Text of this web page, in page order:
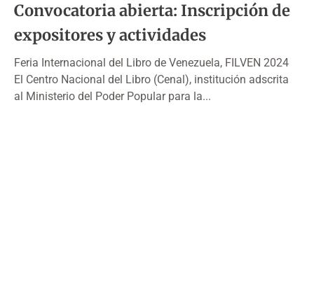
Convocatoria abierta: Inscripción de
expositores y actividades
Feria Internacional del Libro de Venezuela, FILVEN 2024
El Centro Nacional del Libro (Cenal), institución adscrita
al Ministerio del Poder Popular para la...